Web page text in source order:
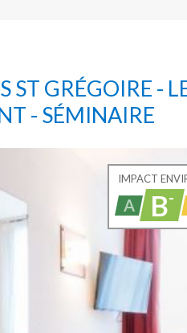
ST GRÉGOIRE -
- SÉMINAIRE
IMPACT
A B-